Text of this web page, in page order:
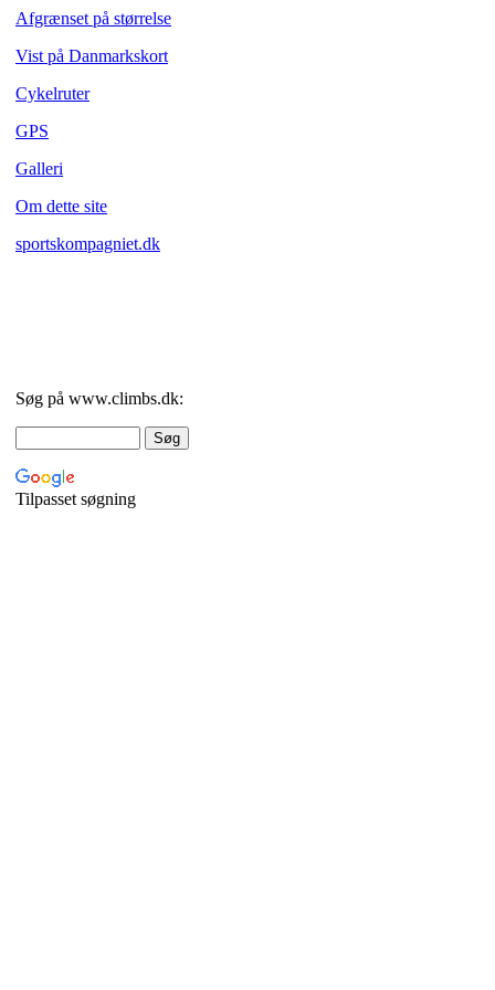
Afgrænset på størrelse
Vist på Danmarkskort
Cykelruter
GPS
Galleri
Om dette site
sportskompagniet.dk
Søg på www.climbs.dk:
Tilpasset søgning